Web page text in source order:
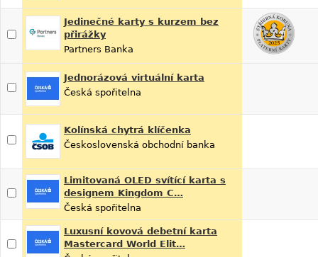
Jedinečné karty s kurzem bez
přirážky
Partners Banka
Jednorázová virtuální karta
Česká spořitelna
Kolínská chytrá klíčenka
Československá obchodní banka
Limitovaná OLED svítící karta s
designem Kingdom C…
Česká spořitelna
Luxusní kovová debetní karta
Mastercard World Elit…